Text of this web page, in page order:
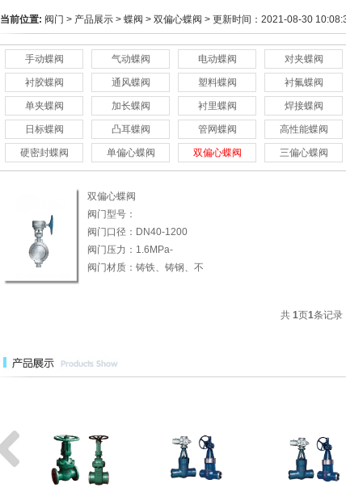
当前位置: 阀门 > 产品展示 > 蝶阀 > 双偏心蝶阀 > 更新时间：2021-08-30
手动蝶阀 气动蝶阀 电动蝶阀 对夹蝶阀
衬胶蝶阀 通风蝶阀 塑料蝶阀 衬氟蝶阀
单夹蝶阀 加长蝶阀 衬里蝶阀 焊接蝶阀
日标蝶阀 凸耳蝶阀 管网蝶阀 高性能蝶阀
硬密封蝶阀 单偏心蝶阀 双偏心蝶阀 三偏心蝶阀
双偏心蝶阀
阀门型号：
D(3/6/9)73H/D(3/6/9)43H
阀门口径：DN40-1200
阀门压力：1.6MPa-
4.0MPa
阀门材质：铸铁、铸钢、不
共 1页1条记录